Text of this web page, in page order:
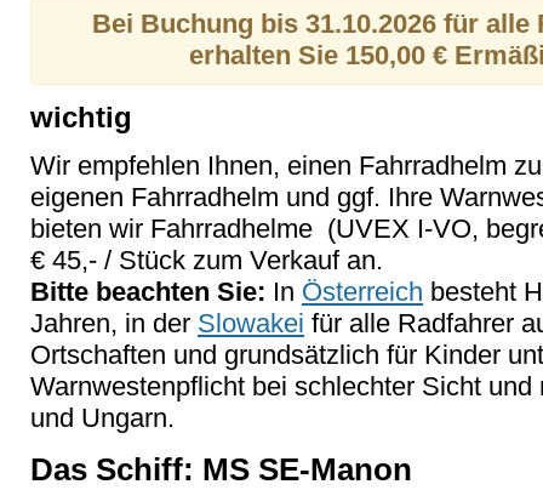
Bei Buchung bis 31.10.2026 für
erhalten Sie 150,00 €
wichtig
Wir empfehlen Ihnen, einen Fahrradhelm
eigenen Fahrradhelm und ggf. Ihre
bieten wir Fahrradhelme (UVEX I-VO,
€ 45,- / Stück zum Verkauf an.
Bitte beachten Sie: In Österreich besteht
Jahren, in der Slowakei für alle Radfahrer
Ortschaften und grundsätzlich für Kinder
Warnwestenpflicht bei schlechter Sicht
und Ungarn.
Das Schiff: MS SE-Manon